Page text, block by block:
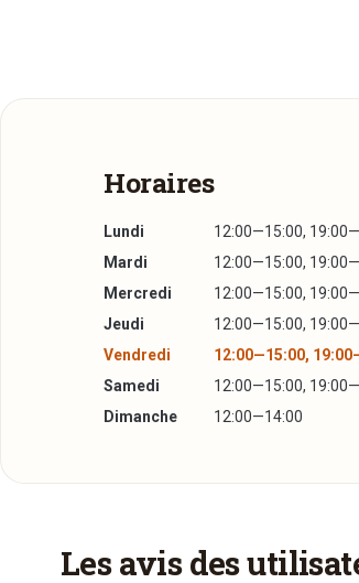
Horaires
Lundi
12:00—15:00,
Mardi
12:00—15:00,
Mercredi
12:00—15:00,
Jeudi
12:00—15:00,
Vendredi
12:00—15:00,
Samedi
12:00—15:00,
Dimanche
12:00—14:00
Les avis des